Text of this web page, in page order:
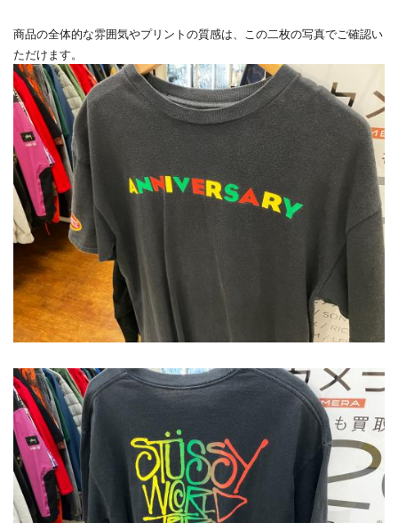
商品の全体的な雰囲気やプリントの質感は、この二枚の写真でご確認い
ただけます。